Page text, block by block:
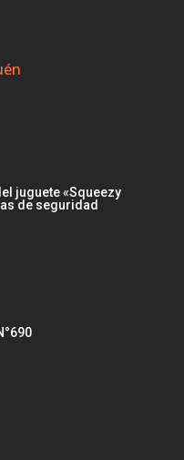
juguete «Squeezy
de seguridad